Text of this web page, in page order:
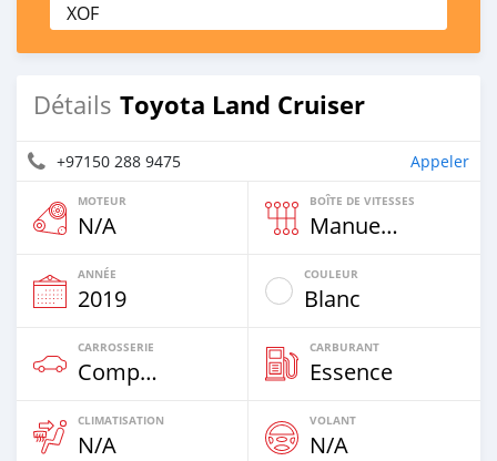
XOF
Détails Toyota Land Cruiser
+97150 288 9475 Appeler
MOTEUR
N/A
BOÎTE DE VITESSES
Manuelle
ANNÉE
2019
COULEUR
Blanc
CARROSSERIE
Compacte
CARBURANT
Essence
CLIMATISATION
N/A
VOLANT
N/A